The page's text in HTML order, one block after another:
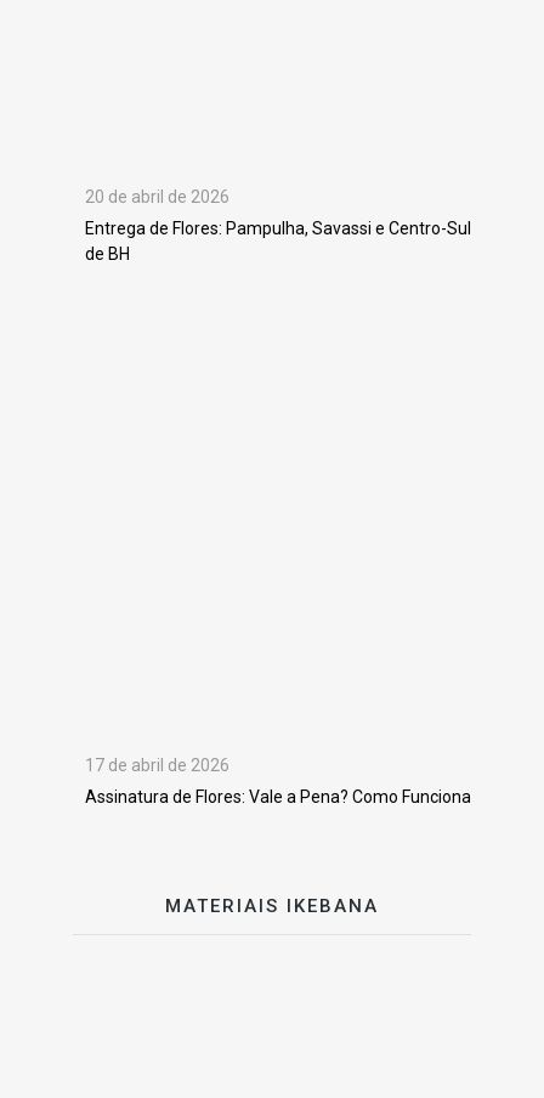
20 de abril de 2026
Entrega de Flores: Pampulha, Savassi e Centro-Sul
de BH
17 de abril de 2026
Assinatura de Flores: Vale a Pena? Como Funciona
MATERIAIS IKEBANA